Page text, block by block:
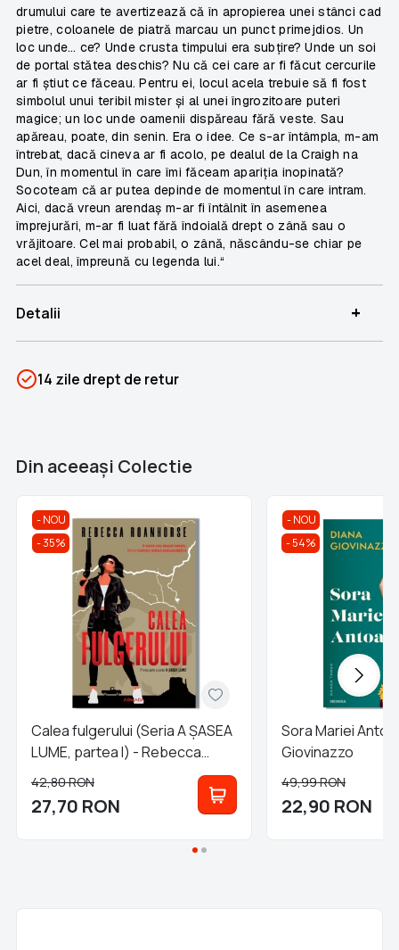
drumului care te avertizează că în apropierea unei stânci cad
pietre, coloanele de piatră marcau un punct primejdios. Un
loc unde… ce? Unde crusta timpului era subțire? Unde un soi
de portal stătea deschis? Nu că cei care ar fi făcut cercurile
ar fi știut ce făceau. Pentru ei, locul acela trebuie să fi fost
simbolul unui teribil mister și al unei îngrozitoare puteri
magice; un loc unde oamenii dispăreau fără veste. Sau
apăreau, poate, din senin. Era o idee. Ce s-ar întâmpla, m-am
întrebat, dacă cineva ar fi acolo, pe dealul de la Craigh na
Dun, în momentul în care îmi făceam apariția inopinată?
Socoteam că ar putea depinde de momentul în care intram.
Aici, dacă vreun arendaș m-ar fi întâlnit în asemenea
împrejurări, m-ar fi luat fără îndoială drept o zână sau o
vrăjitoare. Cel mai probabil, o zână, născându-se chiar pe
acel deal, împreună cu legenda lui.“
Detalii +
Categorii
Liber la citit!
14 zile drept de retur
Din aceeaşi Colectie
NOU
35%
Calea fulgerului (Seria A ȘASEA
LUME, partea I) - Rebecca
Roanhorse
27,70 RON
42,80RON
NOU
54%
Sora Mariei
Giovinazzo
22,90 RON
49,99RON